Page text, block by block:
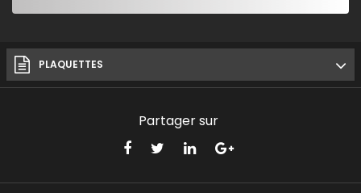
PLAQUETTES
Partager sur